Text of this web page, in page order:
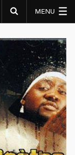
MENU